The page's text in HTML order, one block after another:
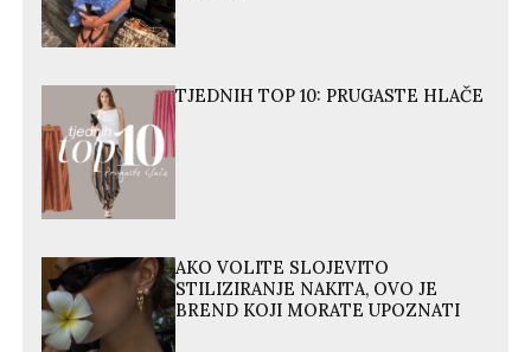
TJEDNIH TOP 10: PRUGASTE HLAČE
AKO VOLITE SLOJEVITO
STILIZIRANJE NAKITA, OVO JE
BREND KOJI MORATE UPOZNATI